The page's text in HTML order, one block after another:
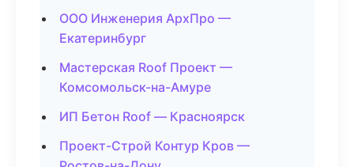
ООО Инженерия АрхПро —
Екатеринбург
Мастерская Roof Проект —
Комсомольск-на-Амуре
ИП Бетон Roof — Красноярск
Проект-Строй Контур Кров —